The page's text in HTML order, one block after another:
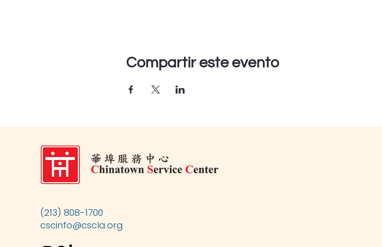
Compartir este evento
(213) 808-1700
cscinfo@cscla.org